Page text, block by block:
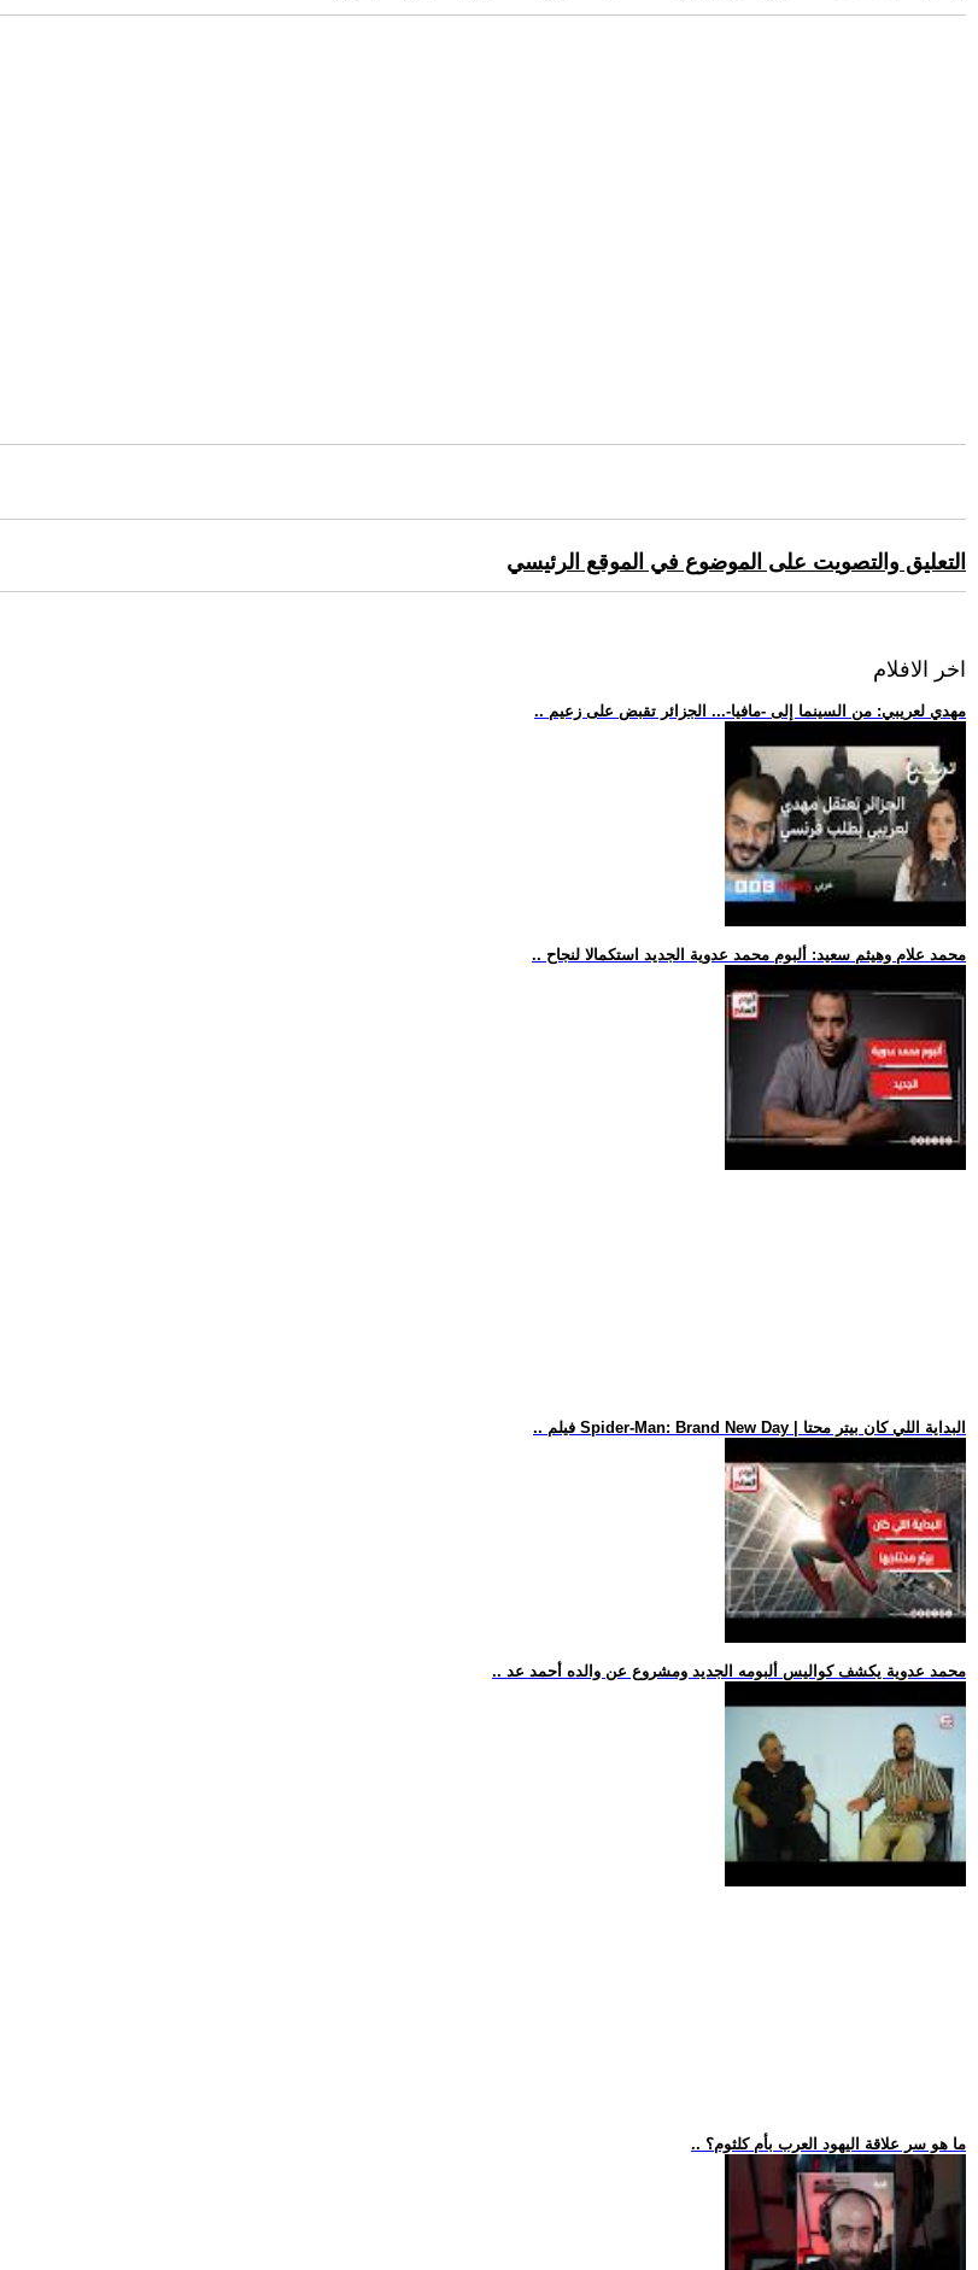
التعليق والتصويت على الموضوع في الموقع الرئيسي
اخر الافلام
.. مهدي لعريبي: من السينما إلى -مافيا-... الجزائر تقبض على زعيم
.. محمد علام وهيثم سعيد: ألبوم محمد عدوية الجديد استكمالا لنجاح
.. فيلم Spider-Man: Brand New Day | البداية اللي كان بيتر محتا
.. محمد عدوية يكشف كواليس ألبومه الجديد ومشروع عن والده أحمد عد
.. ما هو سر علاقة اليهود العرب بأم كلثوم؟